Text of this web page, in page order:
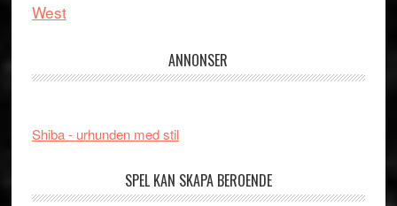
West
ANNONSER
Shiba - urhunden med stil
SPEL KAN SKAPA BEROENDE